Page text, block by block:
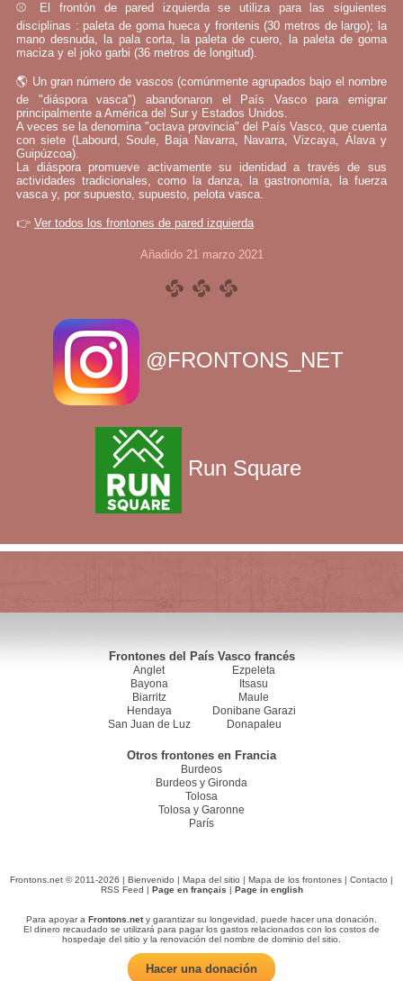
⚾ El frontón de pared izquierda se utiliza para las siguientes
disciplinas : paleta de goma hueca y frontenis (30 metros de largo); la
mano desnuda, la pala corta, la paleta de cuero, la paleta de goma
maciza y el joko garbi (36 metros de longitud).
🌎 Un gran número de vascos (comúnmente agrupados bajo el nombre
de "diáspora vasca") abandonaron el País Vasco para emigrar
principalmente a América del Sur y Estados Unidos.
A veces se la denomina "octava provincia" del País Vasco, que cuenta
con siete (Labourd, Soule, Baja Navarra, Navarra, Vizcaya, Álava y
Guipúzcoa).
La diáspora promueve activamente su identidad a través de sus
actividades tradicionales, como la danza, la gastronomía, la fuerza
vasca y, por supuesto, supuesto, pelota vasca.
👉 Ver todos los frontones de pared izquierda
Añadido 21 marzo 2021
@FRONTONS_NET
Run Square
Frontones del País Vasco francés
Anglet
Bayona
Biarritz
Hendaya
San Juan de Luz
Ezpeleta
Itsasu
Maule
Donibane Garazi
Donapaleu
Otros frontones en Francia
Burdeos
Burdeos y Gironda
Tolosa
Tolosa y Garonne
París
Frontons.net © 2011-2026 | Bienvenido | Mapa del sitio | Mapa de los frontones | Contacto |
RSS Feed | Page en français | Page in english
Para apoyar a Frontons.nety garantizar su longevidad, puede hacer una donación.
El dinero recaudado se utilizará para pagar los gastos relacionados con los costos de
hospedaje del sitio y la renovación del nombre de dominio del sitio.
Hacer una donación